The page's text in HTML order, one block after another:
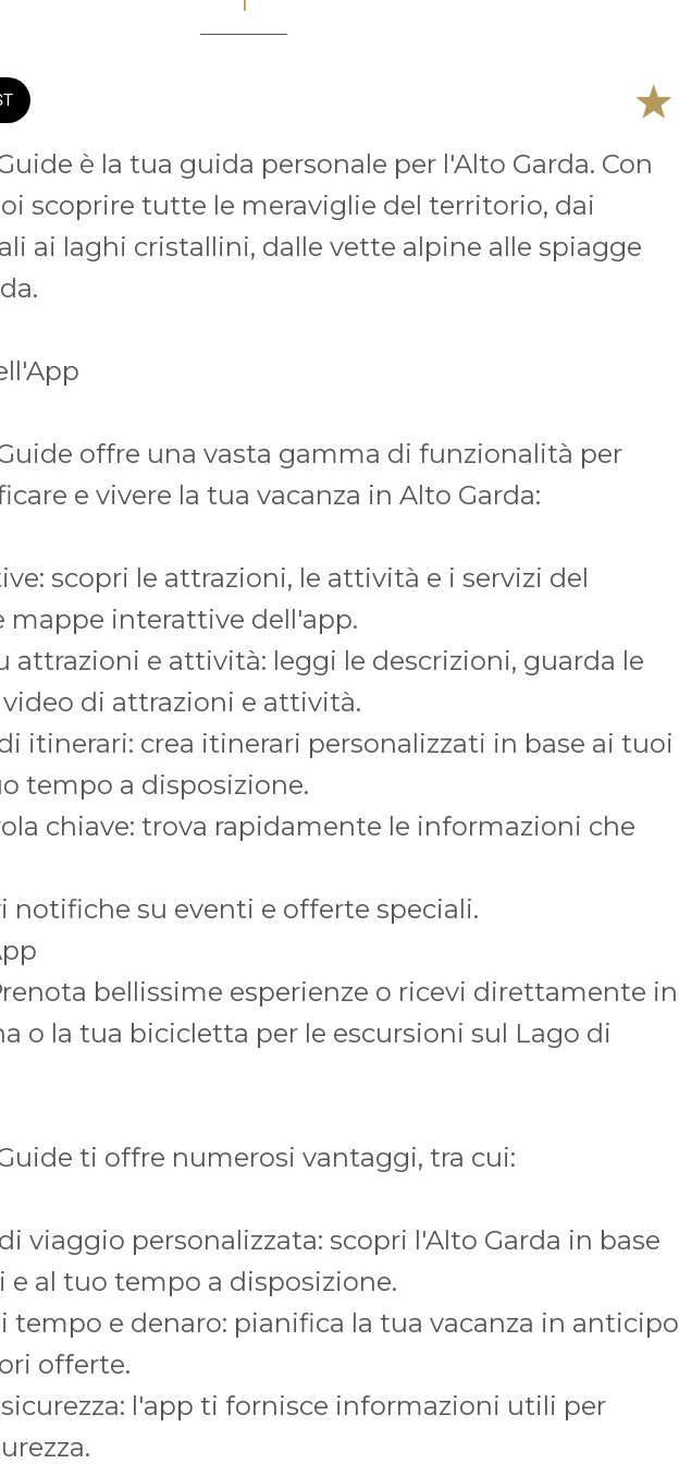
è la tua guida personale per l'Alto Garda. Con
scoprire tutte le meraviglie del territorio, dai
ai laghi cristallini, dalle vette alpine alle spiagge
offre una vasta gamma di funzionalità per
e vivere la tua vacanza in Alto Garda:
scopri le attrazioni, le attività e i servizi del
mappe interattive dell'app.
attrazioni e attività: leggi le descrizioni, guarda le
di attrazioni e attività.
itinerari: crea itinerari personalizzati in base ai tuoi
tempo a disposizione.
chiave: trova rapidamente le informazioni che
notifiche su eventi e offerte speciali.
bellissime esperienze o ricevi direttamente in
o la tua bicicletta per le escursioni sul Lago di
ti offre numerosi vantaggi, tra cui:
viaggio personalizzata: scopri l'Alto Garda in base
e al tuo tempo a disposizione.
tempo e denaro: pianifica la tua vacanza in anticipo
offerte.
l'app ti fornisce informazioni utili per